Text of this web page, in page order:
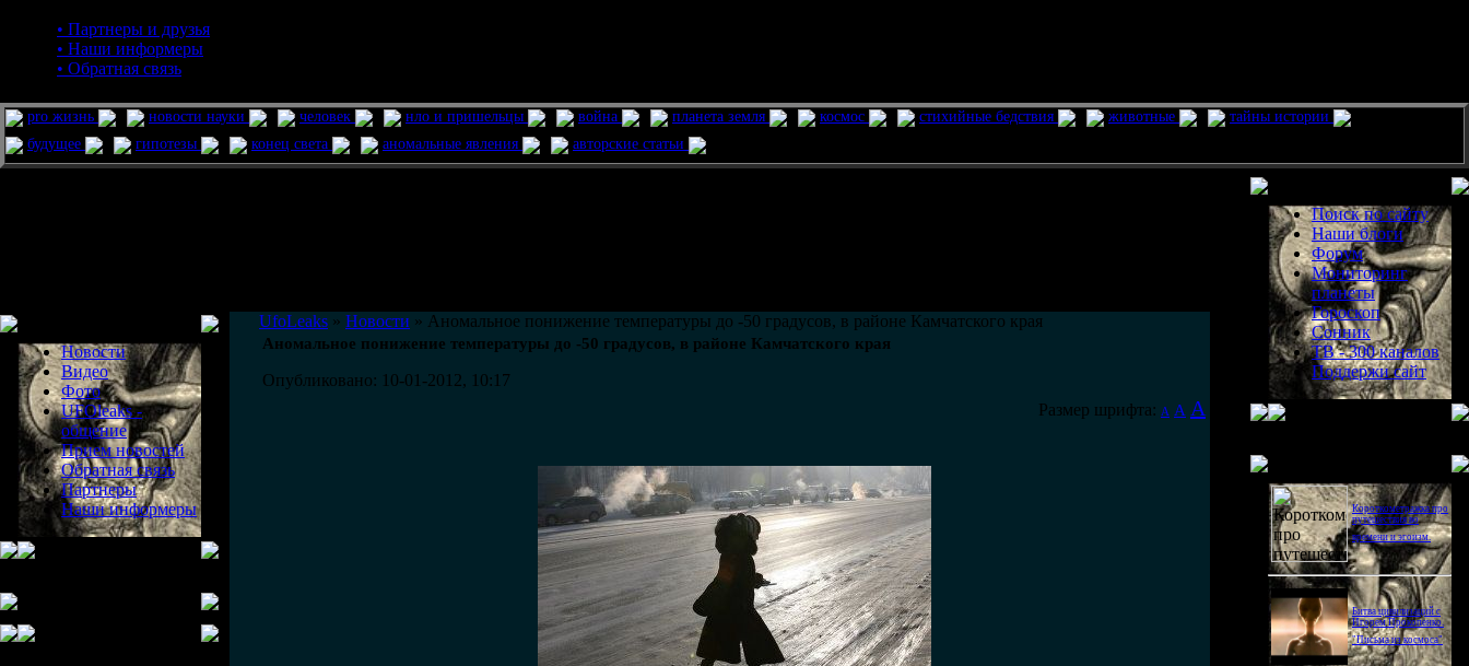
• Партнеры и друзья
• Наши информеры
• Обратная связь
pro жизнь новости науки человек нло и пришельцы война планета земля космос стихийные бедствия животные
тайны истории
будущее
гипотезы конец света аномальные явления авторские статьи
Новости
Видео
Фото
UFOleaks -
общение
Прием новостей
Обратная связь
Партнеры
Наши информеры
UfoLeaks » Новости » Аномальное понижение температуры до -50 градусов, в районе Камчатского края
Аномальное понижение температуры до -50 градусов, в районе Камчатского края
Опубликовано: 10-01-2012, 10:17
Размер шрифта: A A A
Поиск по сайту
Наши блоги
Форум
Мониторинг
планеты
Гороскоп
Сонник
ТВ - 300 каналов
Поддержи сайт
Короткометражка про
путешествия во
времени и эгоизм.
Битва цивилизаций с
Игорем Прокопенко.
"Письма из космоса"